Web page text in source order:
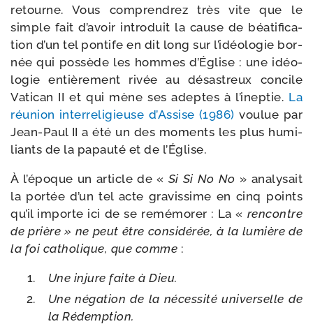
retourne. Vous com­pren­drez très vite que le
simple fait d’a­voir intro­duit la cause de béa­ti­fi­ca­
tion d’un tel pon­tife en dit long sur l’i­déo­lo­gie bor­
née qui pos­sède les hommes d’Église : une idéo­
lo­gie entiè­re­ment rivée au désas­treux concile
Vatican II et qui mène ses adeptes à l’i­nep­tie. La
réunion inter­re­li­gieuse d’Assise (1986) vou­lue par
Jean-​Paul II a été un des moments les plus humi­
liants de la papau­té et de l’Église.
À l’é­poque un article de « Si Si No No » ana­ly­sait
la por­tée d’un tel acte gra­vis­sime en cinq points
qu’il importe ici de se remé­mo­rer : La « ren­contre
de prière » ne peut être consi­dé­rée, à la lumière de
la foi catho­lique, que comme :
Une injure faite à Dieu.
Une néga­tion de la néces­si­té uni­ver­selle de
la Rédemption.